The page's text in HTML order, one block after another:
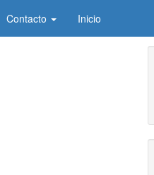
Contacto Inicio